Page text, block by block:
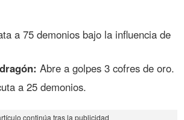
a 75 demonios bajo la influencia de
Abre a golpes 3 cofres de oro.
a 25 demonios.